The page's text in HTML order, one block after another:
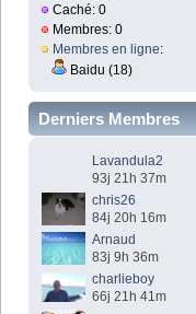
Caché: 0
Membres: 0
Membres en ligne:
Baidu (18)
Derniers Membres
Lavandula2
93j 21h 37m
chris26
84j 20h 16m
Arnaud
83j 9h 36m
charlieboy
66j 21h 41m